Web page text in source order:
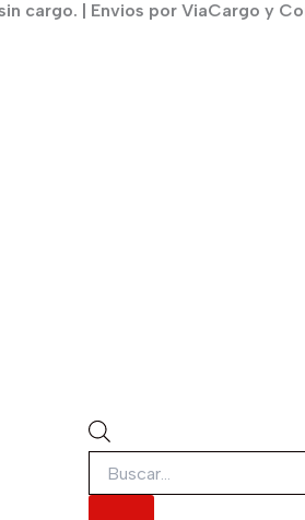
cargo. | Envios por ViaCargo y